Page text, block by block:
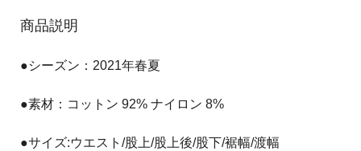
商品説明
●シーズン：2021年春夏
●素材：コットン 92% ナイロン 8%
●サイズ:ウエスト/股上/股上後/股下/裾幅/渡幅